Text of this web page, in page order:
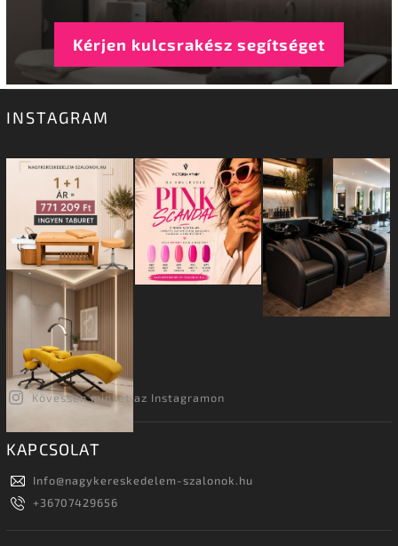
Kérjen kulcsrakész segítséget
INSTAGRAM
Kövessen minket az Instagramon
KAPCSOLAT
Info@nagykereskedelem-szalonok.hu
+36707429656